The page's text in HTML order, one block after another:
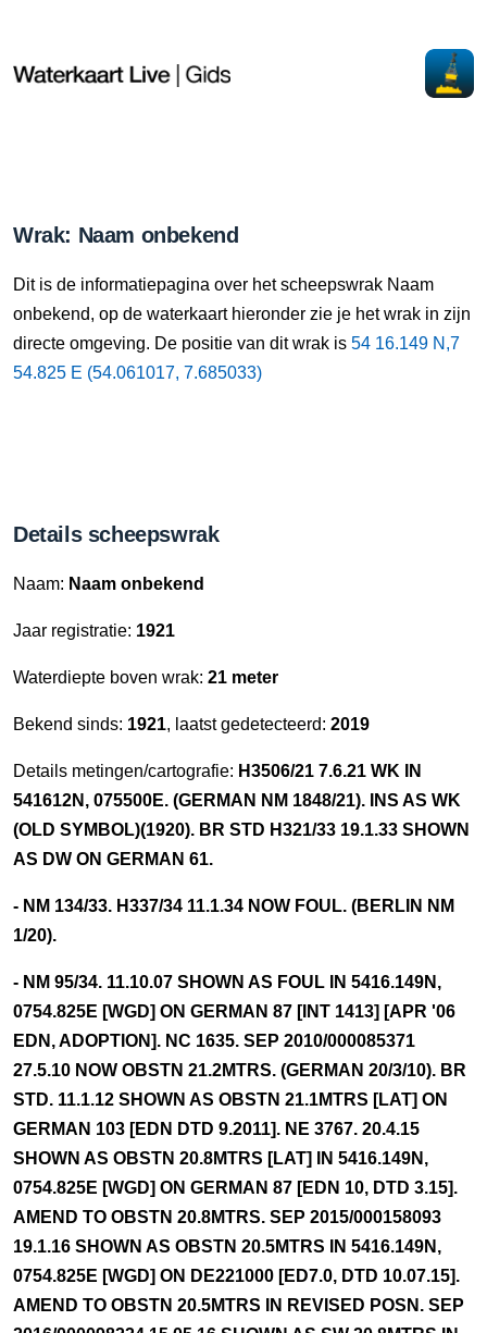
Wrak: Naam onbekend
Dit is de informatiepagina over het scheepswrak Naam
onbekend, op de waterkaart hieronder zie je het wrak in zijn
directe omgeving. De positie van dit wrak is 54 16.149 N,7
54.825 E (54.061017, 7.685033)
Details scheepswrak
Naam: Naam onbekend
Jaar registratie: 1921
Waterdiepte boven wrak: 21 meter
Bekend sinds: 1921, laatst gedetecteerd: 2019
Details metingen/cartografie: H3506/21 7.6.21 WK IN
541612N, 075500E. (GERMAN NM 1848/21). INS AS WK
(OLD SYMBOL)(1920). BR STD H321/33 19.1.33 SHOWN
AS DW ON GERMAN 61.
- NM 134/33. H337/34 11.1.34 NOW FOUL. (BERLIN NM
1/20).
- NM 95/34. 11.10.07 SHOWN AS FOUL IN 5416.149N,
0754.825E [WGD] ON GERMAN 87 [INT 1413] [APR '06
EDN, ADOPTION]. NC 1635. SEP 2010/000085371
27.5.10 NOW OBSTN 21.2MTRS. (GERMAN 20/3/10). BR
STD. 11.1.12 SHOWN AS OBSTN 21.1MTRS [LAT] ON
GERMAN 103 [EDN DTD 9.2011]. NE 3767. 20.4.15
SHOWN AS OBSTN 20.8MTRS [LAT] IN 5416.149N,
0754.825E [WGD] ON GERMAN 87 [EDN 10, DTD 3.15].
AMEND TO OBSTN 20.8MTRS. SEP 2015/000158093
19.1.16 SHOWN AS OBSTN 20.5MTRS IN 5416.149N,
0754.825E [WGD] ON DE221000 [ED7.0, DTD 10.07.15].
AMEND TO OBSTN 20.5MTRS IN REVISED POSN. SEP